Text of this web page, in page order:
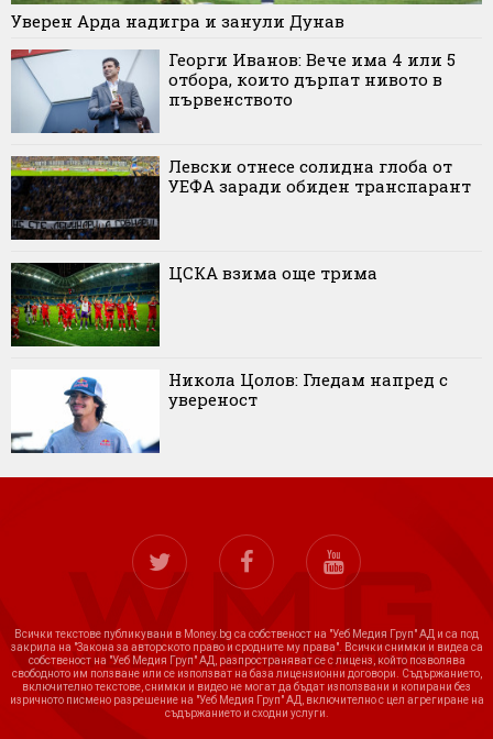
Уверен Арда надигра и занули Дунав
Георги Иванов: Вече има 4 или 5
отбора, които дърпат нивото в
първенството
Левски отнесе солидна глоба от
УЕФА заради обиден транспарант
ЦСКА взима още трима
Никола Цолов: Гледам напред с
увереност
Всички текстове публикувани в Money.bg са собственост на "Уеб Медия Груп" АД и са под
закрила на "Закона за авторското право и сродните му права". Всички снимки и видеа са
собственост на "Уеб Медия Груп" АД, разпространяват се с лиценз, който позволява
свободното им ползване или се използват на база лицензионни договори. Съдържанието,
включително текстове, снимки и видео не могат да бъдат използвани и копирани без
изричното писмено разрешение на "Уеб Медия Груп" АД, включително с цел агрегиране на
съдържанието и сходни услуги.